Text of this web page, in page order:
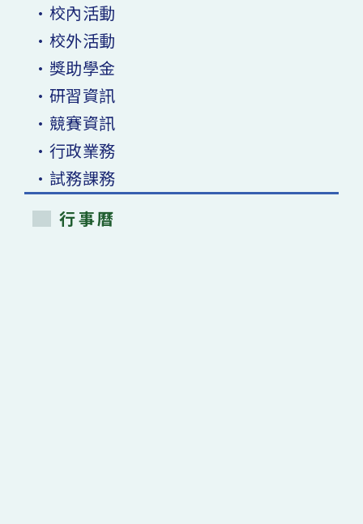
•校內活動
•校外活動
•獎助學金
•研習資訊
•競賽資訊
•行政業務
•試務課務
行事曆